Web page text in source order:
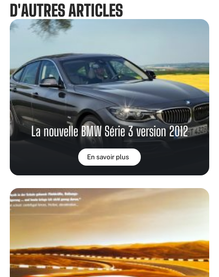
D'AUTRES ARTICLES
La nouvelle BMW Série 3 version 2012
En savoir plus